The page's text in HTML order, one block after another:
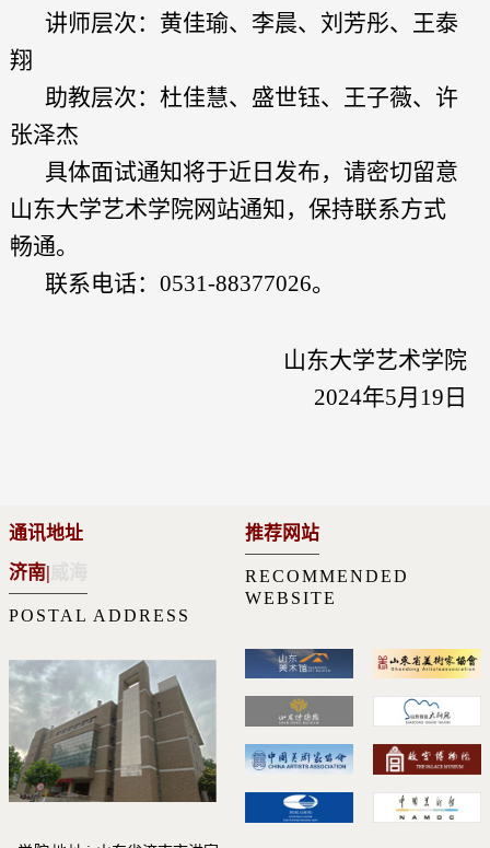
讲师层次：黄佳瑜、李晨、刘芳彤、王泰
翔
助教层次：杜佳慧、盛世钰、王子薇、许
张泽杰
具体面试通知将于近日发布，请密切留意
山东大学艺术学院网站通知，保持联系方式
畅通。
联系电话：0531-88377026。
山东大学艺术学院
2024年5月19日
通讯地址
济南|
POSTAL ADDRESS
推荐网站
RECOMMENDED
WEBSITE